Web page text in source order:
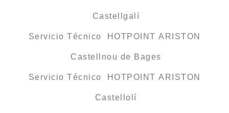
Castellgalí
Servicio Técnico HOTPOINT ARISTON
Castellnou de Bages
Servicio Técnico HOTPOINT ARISTON
Castellolí